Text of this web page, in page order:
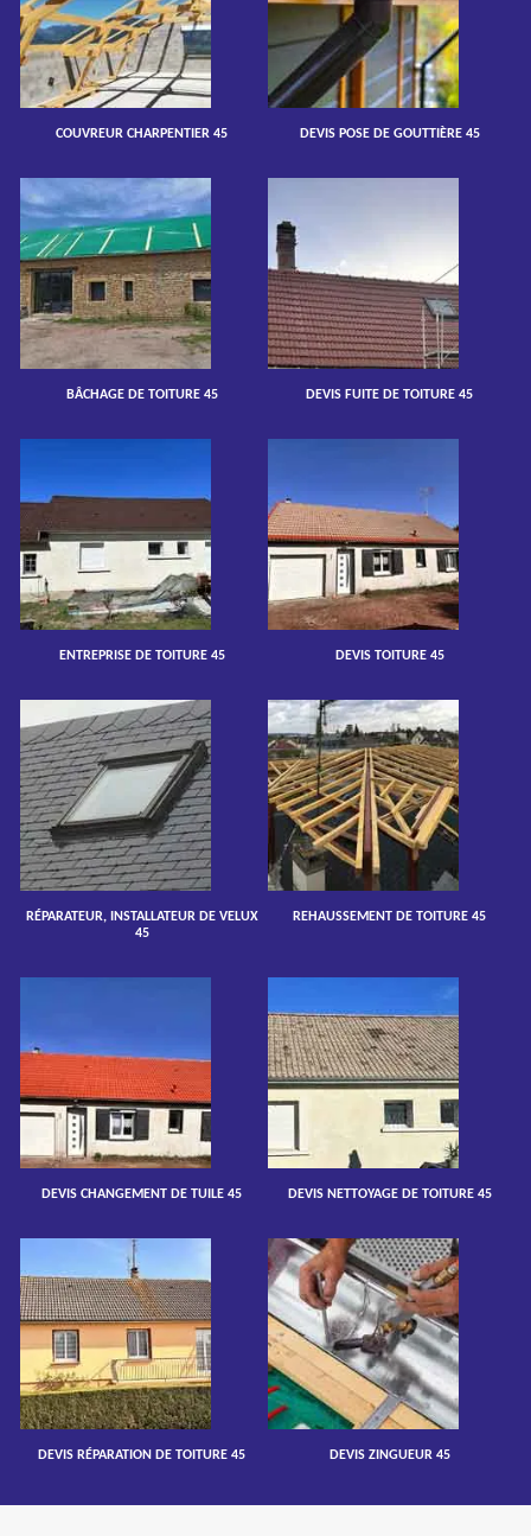
COUVREUR CHARPENTIER 45 DEVIS POSE DE GOUTTIÈRE 45
BÂCHAGE DE TOITURE 45 DEVIS FUITE DE TOITURE 45
ENTREPRISE DE TOITURE 45 DEVIS TOITURE 45
RÉPARATEUR, INSTALLATEUR DE VELUX
45
REHAUSSEMENT DE TOITURE 45
DEVIS CHANGEMENT DE TUILE 45 DEVIS NETTOYAGE DE TOITURE 45
DEVIS RÉPARATION DE TOITURE 45 DEVIS ZINGUEUR 45